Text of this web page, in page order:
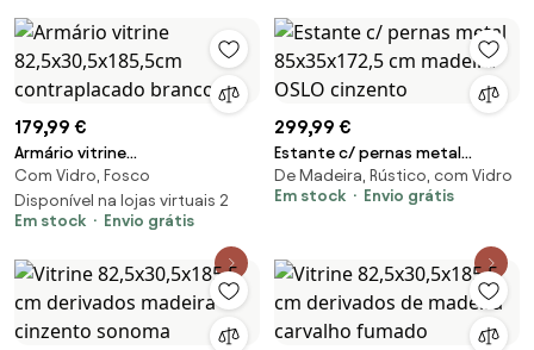
179,99 €
Armário vitrine
82,5x30,5x185,5cm
contraplacado branco
Com Vidro, Fosco
Disponível na lojas virtuais 2
Em stock
Envio grátis
299,99 €
Estante c/ pernas metal
85x35x172,5 cm madeira OSLO
cinzento
De Madeira, Rústico, com Vidro
Em stock
Envio grátis